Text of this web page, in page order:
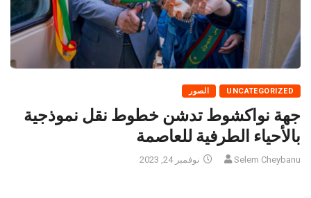
UNCATEGORIZED الصور
جهة نواكشوط تدشن خطوط نقل نموذجية
بالأحياء الطرفية للعاصمة
Selem Cheybanu نوفمبر 24, 2023